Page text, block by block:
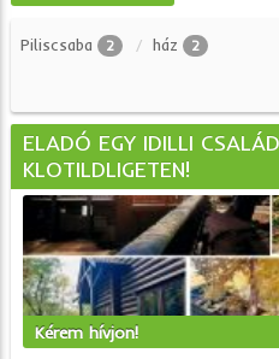
Piliscsaba 2 ház 2
ELADÓ EGY IDILLI
KLOTILDLIGETEN!
Kérem hívjon!